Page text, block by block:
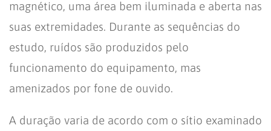
magnético, uma área bem iluminada e aberta nas
suas extremidades. Durante as sequências do
estudo, ruídos são produzidos pelo
funcionamento do equipamento, mas
amenizados por fone de ouvido.
A duração varia de acordo com o sítio examinado